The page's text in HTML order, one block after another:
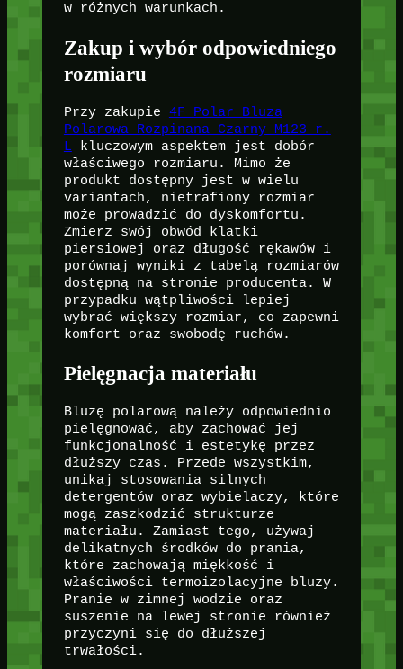
w różnych warunkach.
Zakup i wybór odpowiedniego
rozmiaru
Przy zakupie 4F Polar Bluza
Polarowa Rozpinana Czarny M123 r.
L kluczowym aspektem jest dobór
właściwego rozmiaru. Mimo że
produkt dostępny jest w wielu
variantach, nietrafiony rozmiar
może prowadzić do dyskomfortu.
Zmierz swój obwód klatki
piersiowej oraz długość rękawów i
porównaj wyniki z tabelą rozmiarów
dostępną na stronie producenta. W
przypadku wątpliwości lepiej
wybrać większy rozmiar, co zapewni
komfort oraz swobodę ruchów.
Pielęgnacja materiału
Bluzę polarową należy odpowiednio
pielęgnować, aby zachować jej
funkcjonalność i estetykę przez
dłuższy czas. Przede wszystkim,
unikaj stosowania silnych
detergentów oraz wybielaczy, które
mogą zaszkodzić strukturze
materiału. Zamiast tego, używaj
delikatnych środków do prania,
które zachowają miękkość i
właściwości termoizolacyjne bluzy.
Pranie w zimnej wodzie oraz
suszenie na lewej stronie również
przyczyni się do dłuższej
trwałości.